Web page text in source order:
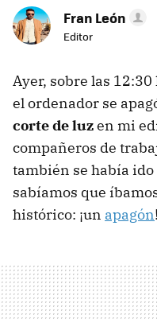
Fran León
Editor
Ayer, sobre las
el ordenador se
corte de luzen mi
compañeros de
también se había ido
sabíamos que
histórico: ¡un apagón